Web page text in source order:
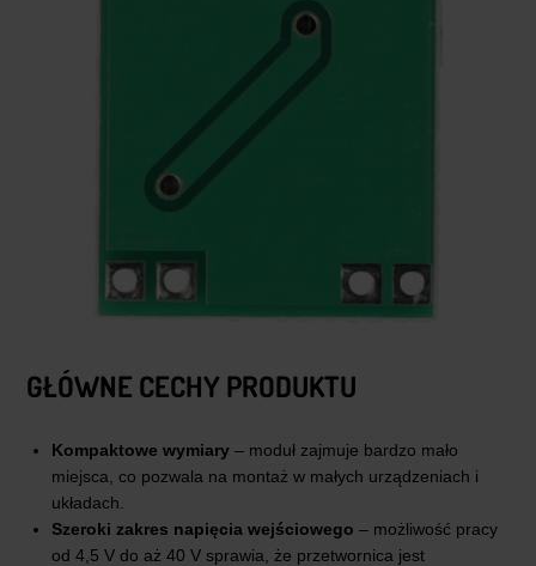
GŁÓWNE CECHY PRODUKTU
Kompaktowe wymiary – moduł zajmuje bardzo mało
miejsca, co pozwala na montaż w małych urządzeniach i
układach.
Szeroki zakres napięcia wejściowego – możliwość pracy
od 4,5 V do aż 40 V sprawia, że przetwornica jest